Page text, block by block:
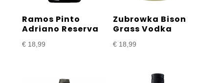
Ramos Pinto
Adriano Reserva
€18,99
Zubrowka Bison
Grass Vodka
€ 18,99